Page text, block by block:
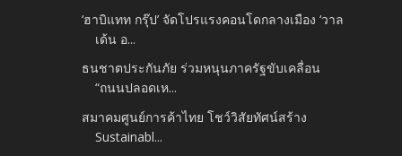
‘ฮาบิแทท กรุ๊ป’ จัดโปรแรงคอนโดกลางเมือง ‘วาล
เด้น อ...
ธนชาตประกันภัย ร่วมหนุนภาครัฐขับเคลื่อน
“ถนนปลอดเห...
สมาคมศูนย์การค้าไทย โชว์วิสัยทัศน์สร้าง
Sustainabl...